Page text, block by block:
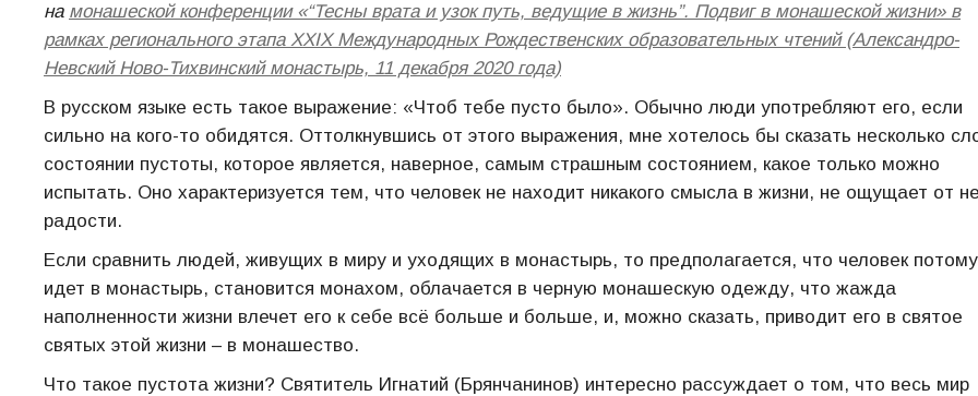
на монашеской конференции «“Тесны врата и узок путь, ведущие в жизнь”. Подвиг в монашеской жизни» в
рамках регионального этапа XXIX Международных Рождественских образовательных чтений (Александро-
Невский Ново-Тихвинский монастырь, 11 декабря 2020 года)
В русском языке есть такое выражение: «Чтоб тебе пусто было». Обычно люди употребляют его, если
сильно на кого-то обидятся. Оттолкнувшись от этого выражения, мне хотелось бы сказать несколько
состоянии пустоты, которое является, наверное, самым страшным состоянием, какое только можно
испытать. Оно характеризуется тем, что человек не находит никакого смысла в жизни, не ощущает от
радости.
Если сравнить людей, живущих в миру и уходящих в монастырь, то предполагается, что человек
идет в монастырь, становится монахом, облачается в черную монашескую одежду, что жажда
наполненности жизни влечет его к себе всё больше и больше, и, можно сказать, приводит его в святое
святых этой жизни – в монашество.
Что такое пустота жизни? Святитель Игнатий (Брянчанинов) интересно рассуждает о том, что весь мир